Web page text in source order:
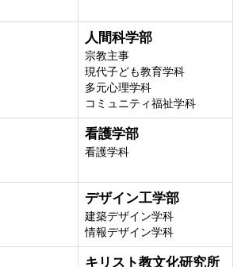
人間科学部
宗教主事
現代子ども教育学科
多元心理学科
コミュニティ福祉学科
看護学部
看護学科
デザイン工学部
建築デザイン学科
情報デザイン学科
キリスト教文化研究所